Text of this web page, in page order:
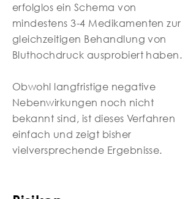
erfolglos ein Schema von
mindestens 3-4 Medikamenten zur
gleichzeitigen Behandlung von
Bluthochdruck ausprobiert haben.
Obwohl langfristige negative
Nebenwirkungen noch nicht
bekannt sind, ist dieses Verfahren
einfach und zeigt bisher
vielversprechende Ergebnisse.